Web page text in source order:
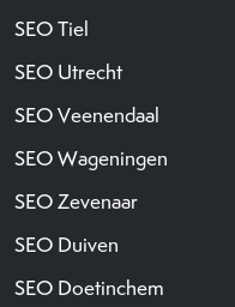
SEO Tiel
SEO Utrecht
SEO Veenendaal
SEO Wageningen
SEO Zevenaar
SEO Duiven
SEO Doetinchem